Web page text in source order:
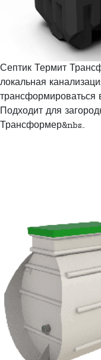
Септик Термит
локальная
трансформироваться
Подходит для
Трансформер&nbs..